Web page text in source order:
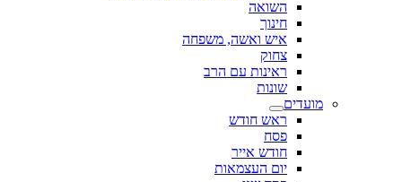
השואה
חינוך
איש ואשה, משפחה
צחוק
ראינות עם הרב
שונות
מועדים
ראש חודש
פסח
חודש אייר
יום העצמאות